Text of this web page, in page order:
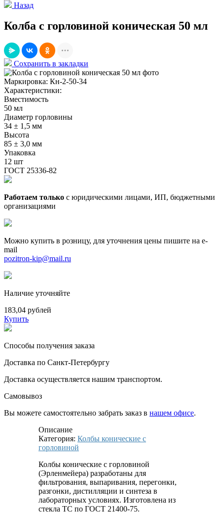
Назад
Колба с горловиной коническая 50 мл
Сохранить в закладки
Маркировка: Кн-2-50-34
Характеристики:
Вместимость
50 мл
Диаметр горловины
34 ± 1,5 мм
Высота
85 ± 3,0 мм
Упаковка
12 шт
ГОСТ 25336-82
Работаем только с юридическими лицами, ИП, бюджетными
организациями
Можно купить в розницу, для уточнения цены пишите на e-
mail
pozitron-kip@mail.ru
Наличие уточняйте
183,04 рублей
Купить
Способы получения заказа
Доставка по Санкт-Петербургу
Доставка осуществляется нашим транспортом.
Самовывоз
Вы можете самостоятельно забрать заказ в нашем офисе.
Описание
Категория: Колбы конические с
горловиной
Колбы конические с горловиной
(Эрленмейера) разработаны для
фильтрования, выпаривания, перегонки,
разгонки, дистилляции и синтеза в
лабораторных условиях. Изготовлена из
стекла ТС по ГОСТ 21400-75.